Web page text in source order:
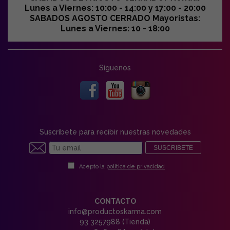
Lunes a Viernes: 10:00 - 14:00 y 17:00 - 20:00
SABADOS AGOSTO CERRADO Mayoristas:
Lunes a Viernes: 10 - 18:00
Síguenos
Suscríbete para recibir nuestras novedades
SUSCRIBETE
Acepto la política de privacidad
CONTACTO
info@productoskarma.com
93 3257988 (Tienda)